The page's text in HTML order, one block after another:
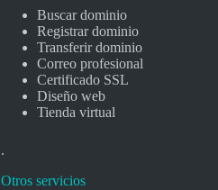
Buscar dominio
Registrar dominio
Transferir dominio
Correo profesional
Certificado SSL
Diseño web
Tienda virtual
.
Otros servicios